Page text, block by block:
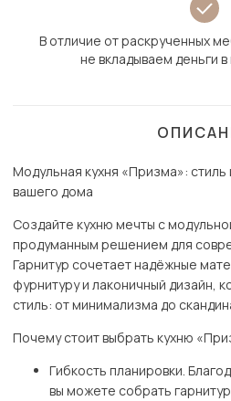
В отличие от раскрученных
не вкладываем деньги
Модульная кухня «Призма»:
вашего дома
Создайте кухню мечты с
продуманным решением для
Гарнитур сочетает надёжные
фурнитуру и лаконичный дизайн,
стиль: от минимализма до
Почему стоит выбрать кухню
Гибкость планировки.
вы можете собрать